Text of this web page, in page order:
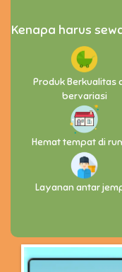
Kenapa harus sewa
Produk Berkualitas
bervariasi
Hemat tempat di
Layanan antar